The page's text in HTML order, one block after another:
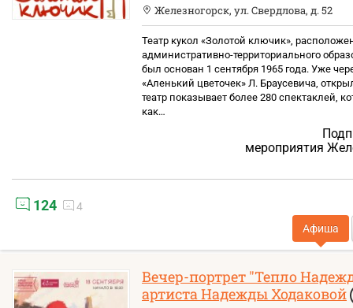
Железногорск, ул. Свердлова, д. 52
Театр кукол «Золотой ключик»,
административно-территориального
был основан 1 сентября 1965 года. Уже
«Аленький цветочек» Л. Браусевича,
театр показывает более 280 спектаклей,
как…
мероприятия
124
4
Афиша
Вечер-портрет "Тепло
артиста Надежды Ходаковой